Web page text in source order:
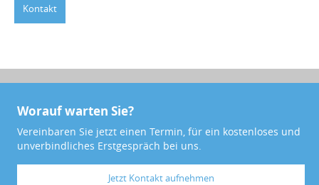
Kontakt
Worauf warten Sie?
Vereinbaren Sie jetzt einen Termin, für ein kostenloses und
unverbindliches Erstgespräch bei uns.
Jetzt Kontakt aufnehmen